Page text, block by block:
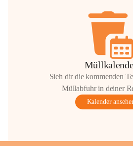
Sieh dir die kommenden
Müllabfuhr in deiner
Kalender